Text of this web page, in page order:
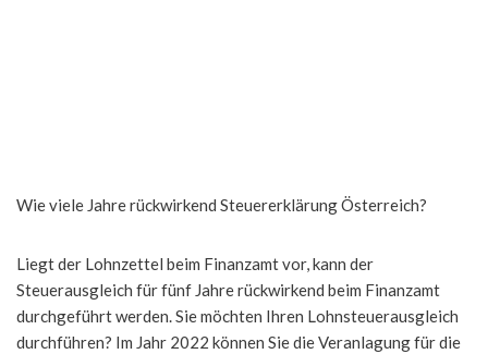
Wie viele Jahre rückwirkend Steuererklärung Österreich?
Liegt der Lohnzettel beim Finanzamt vor, kann der
Steuerausgleich für fünf Jahre rückwirkend beim Finanzamt
durchgeführt werden. Sie möchten Ihren Lohnsteuerausgleich
durchführen? Im Jahr 2022 können Sie die Veranlagung für die